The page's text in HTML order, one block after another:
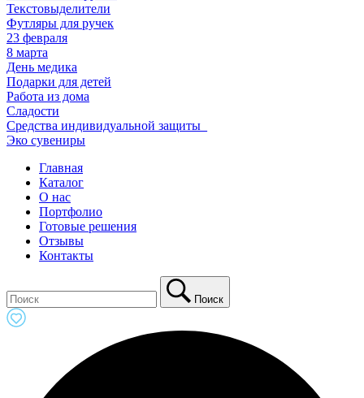
Текстовыделители
Футляры для ручек
23 февраля
8 марта
День медика
Подарки для детей
Работа из дома
Сладости
Средства индивидуальной защиты_
Эко сувениры
Главная
Каталог
О нас
Портфолио
Готовые решения
Отзывы
Контакты
Поиск